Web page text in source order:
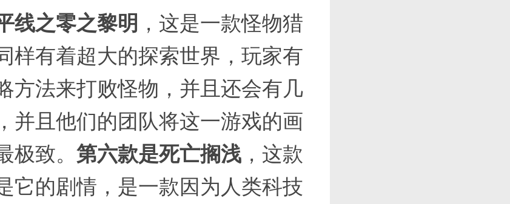
线之零之黎明 ，这是一款怪物猎
样有着超大的探索世界，玩家有
方法来打败怪物，并且还会有几
并且他们的团队将这一游戏的画
极致。 第六款是死亡搁浅 ，这款
它的剧情，是一款因为人类科技